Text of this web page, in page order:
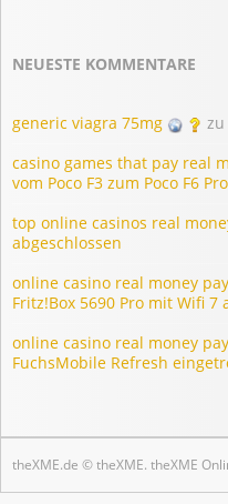
NEUESTE KOMMENTARE
generic viagra 75mg zu
casino games that pay real
vom Poco F3 zum Poco F6 Pro
top online casinos real
abgeschlossen
online casino real money
Fritz!Box 5690 Pro mit Wifi 7
online casino real money
FuchsMobile Refresh
theXME.de © theXME. theXME